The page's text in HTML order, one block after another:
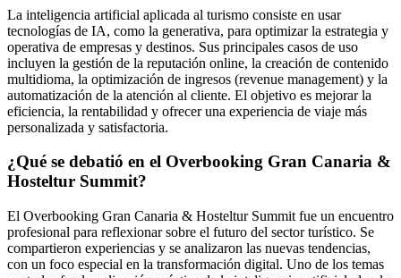
La inteligencia artificial aplicada al turismo consiste en usar
tecnologías de IA, como la generativa, para optimizar la estrategia y
operativa de empresas y destinos. Sus principales casos de uso
incluyen la gestión de la reputación online, la creación de contenido
multidioma, la optimización de ingresos (revenue management) y la
automatización de la atención al cliente. El objetivo es mejorar la
eficiencia, la rentabilidad y ofrecer una experiencia de viaje más
personalizada y satisfactoria.
¿Qué se debatió en el Overbooking Gran Canaria &
Hosteltur Summit?
El Overbooking Gran Canaria & Hosteltur Summit fue un encuentro
profesional para reflexionar sobre el futuro del sector turístico. Se
compartieron experiencias y se analizaron las nuevas tendencias,
con un foco especial en la transformación digital. Uno de los temas